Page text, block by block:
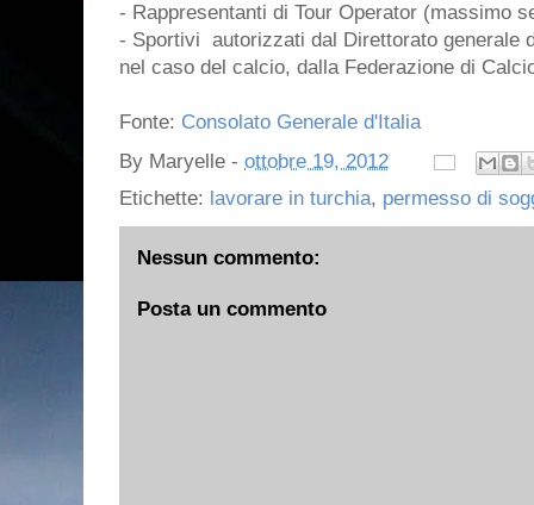
- Rappresentanti di Tour Operator (massimo
- Sportivi autorizzati dal Direttorato generale
nel caso del calcio, dalla Federazione di
Fonte: Consolato Generale d'Italia
By Maryelle - ottobre 19, 2012
Etichette: lavorare in turchia, permesso di
Nessun commento:
Posta un commento